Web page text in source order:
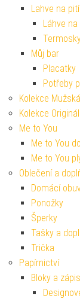
Lahve na pití
Láhve
Můj bar
Placatky
Potřeby
Kolekce
Kolekce Originál
Me to You
Me to You
Me to You
Oblečení a
Domácí
Ponožky
Šperky
Tašky a
Trička
Papírnictví
Bloky a